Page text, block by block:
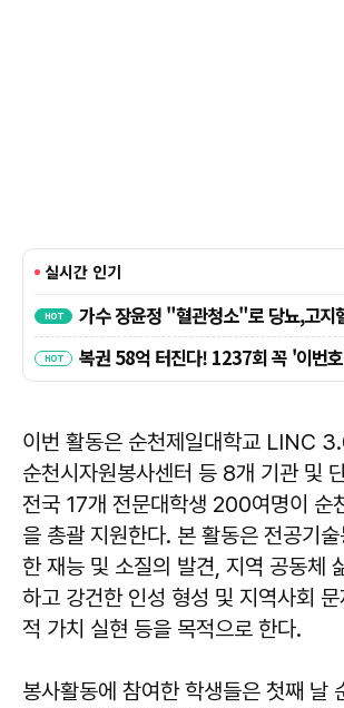
이번 활동은 순천제일대학교 LINC
순천시자원봉사센터 등 8개 기관 및
전국 17개 전문대학생 200여명이 순
을 총괄 지원한다. 본 활동은 전공기
한 재능 및 소질의 발견, 지역 공동체
하고 강건한 인성 형성 및 지역사회 문
적 가치 실현 등을 목적으로 한다.
봉사활동에 참여한 학생들은 첫째 날